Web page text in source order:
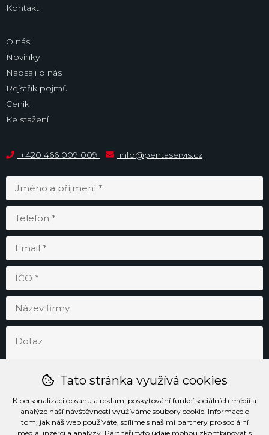
Kontakt
O nás
Novinky
Napsali o nás
Rejstřík pojmů
Ceník
Ke stažení
+420 466 009 009 info@pentaservis.cz
Tato stránka využívá cookies
K personalizaci obsahu a reklam, poskytování funkcí sociálních médií a
analýze naší návštěvnosti využíváme soubory cookie. Informace o
tom, jak náš web používáte, sdílíme s našimi partnery pro sociální
média, inzerci a analýzy. Partneři tyto údaje mohou zkombinovat s